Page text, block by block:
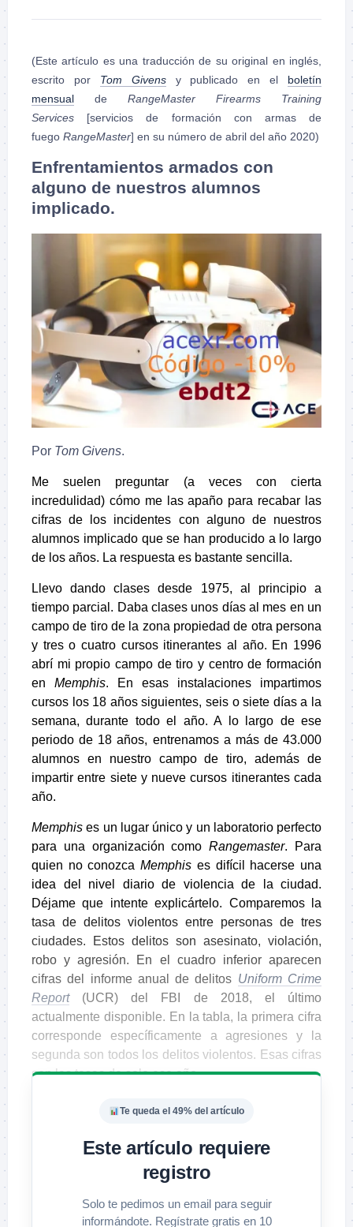
(Este artículo es una traducción de su original en inglés,
escrito por Tom Givensy publicado en el boletín
mensual de RangeMaster Firearms Training
Services [servicios de formación con armas de
fuego RangeMaster] en su número de abril del año 2020)
Enfrentamientos armados con
alguno de nuestros alumnos
implicado.
Por Tom Givens.
Me suelen preguntar (a veces con cierta
incredulidad) cómo me las apaño para recabar las
cifras de los incidentes con alguno de nuestros
alumnos implicado que se han producido a lo largo
de los años. La respuesta es bastante sencilla.
Llevo dando clases desde 1975, al principio a
tiempo parcial. Daba clases unos días al mes en un
campo de tiro de la zona propiedad de otra persona
y tres o cuatro cursos itinerantes al año. En 1996
abrí mi propio campo de tiro y centro de formación
en Memphis. En esas instalaciones impartimos
cursos los 18 años siguientes, seis o siete días a la
semana, durante todo el año. A lo largo de ese
periodo de 18 años, entrenamos a más de 43.000
alumnos en nuestro campo de tiro, además de
impartir entre siete y nueve cursos itinerantes cada
año.
Memphis es un lugar único y un laboratorio perfecto
para una organización comoRangemaster. Para
quien no conozcaMemphis es difícil hacerse una
idea del nivel diario de violencia de la ciudad.
Déjame que intente explicártelo. Comparemos la
tasa de delitos violentos entre personas de tres
ciudades. Estos delitos son asesinato, violación,
robo y agresión. En el cuadro inferior aparecen
cifras del informe anual de delitos Uniform Crime
Report(UCR) del FBI de 2018, el último
actualmente disponible. En la tabla, la primera cifra
corresponde específicamente a agresiones y la
segunda son todos los delitos violentos. Esas cifras
son las tasas de solo ese año.
Te queda el 49% del artículo
Este artículo requiere
registro
Solo te pedimos un email para seguir
informándote. Regístrate gratis en 10